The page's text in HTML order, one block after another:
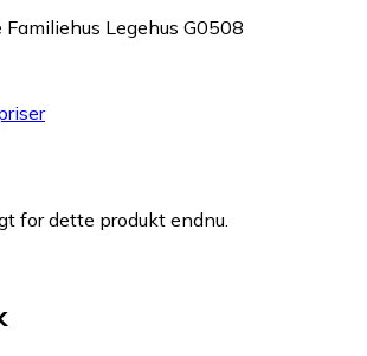
Familiehus Legehus G0508
for dette produkt endnu.